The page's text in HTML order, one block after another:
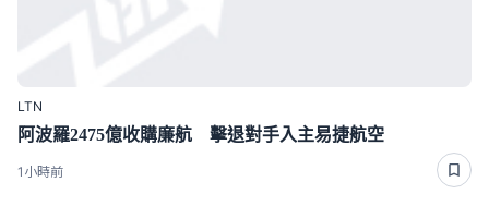
LTN
阿波羅2475億收購廉航 擊退對手入主易捷航空
1小時前